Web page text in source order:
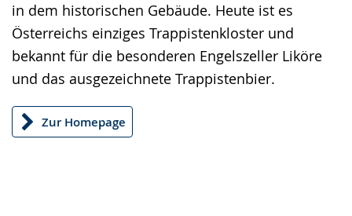
wird
angezeigt.
in dem historischen Gebäude. Heute ist es
Österreichs einziges Trappistenkloster und
bekannt für die besonderen Engelszeller Liköre
und das ausgezeichnete Trappistenbier.
Zur Homepage